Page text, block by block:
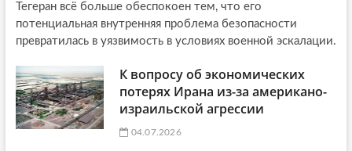
Тегеран всё больше обеспокоен тем, что его
потенциальная внутренняя проблема безопасности
превратилась в уязвимость в условиях военной эскалации.
К вопросу об экономических
потерях Ирана из-за американо-
израильской агрессии
04.07.2026